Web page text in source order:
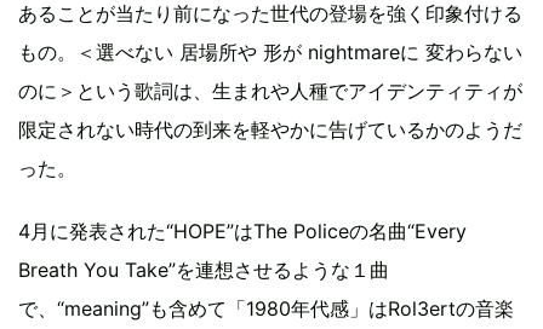
あることが当たり前になった世代の登場を強く印象付ける
もの。＜選べない 居場所や 形が nightmareに 変わらない
のに＞という歌詞は、生まれや人種でアイデンティティが
限定されない時代の到来を軽やかに告げているかのようだ
った。
4月に発表された“HOPE”はThe Policeの名曲“Every
Breath You Take”を連想させるような１曲
で、“meaning”も含めて「1980年代感」はRol3ertの音楽